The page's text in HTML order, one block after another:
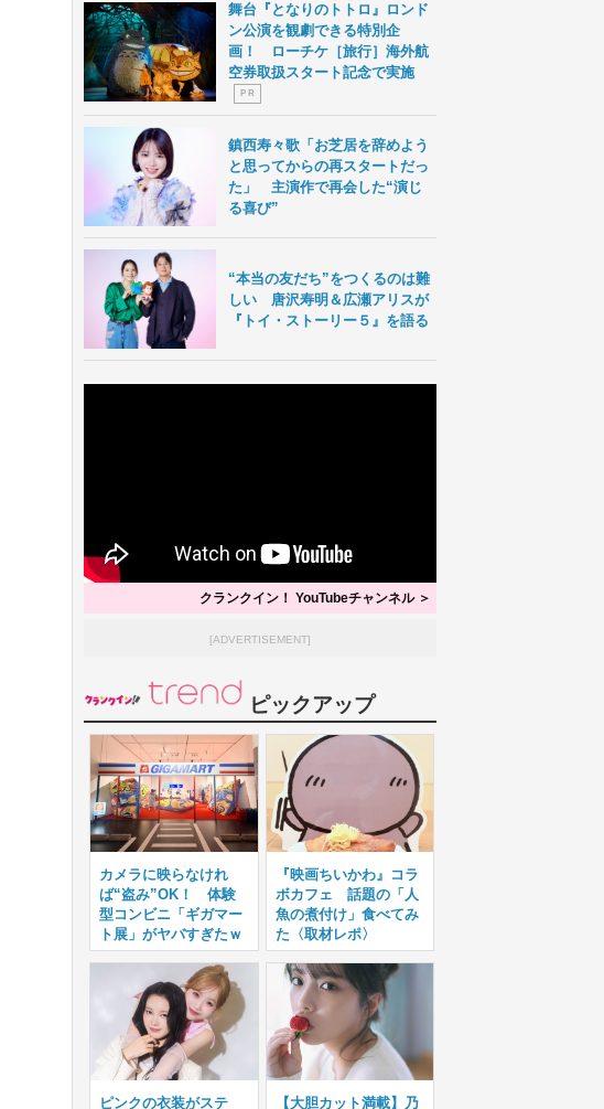
舞台『となりのトトロ』ロンド
ン公演を観劇できる特別企
画！ ローチケ［旅行］海外航
空券取扱スタート記念で実施
P R
鎮西寿々歌「お芝居を辞めよう
と思ってからの再スタートだっ
た」 主演作で再会した“演じ
る喜び”
“本当の友だち”をつくるのは難
しい 唐沢寿明＆広瀬アリスが
『トイ・ストーリー５』を語る
クランクイン！ YouTubeチャンネル ＞
[ADVERTISEMENT]
ピックアップ
カメラに映らなけれ
ば“盗み”OK！ 体験
型コンビニ「ギガマー
ト展」がヤバすぎたｗ
『映画ちいかわ』コラ
ボカフェ 話題の「人
魚の煮付け」食べてみ
た〈取材レポ〉
ピンクの衣装がステ 【大胆カット満載】乃